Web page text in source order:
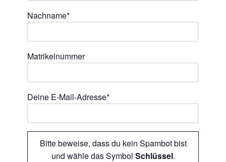
Nachname*
Matrikelnummer
Deine E-Mail-Adresse*
Bitte beweise, dass du kein Spambot bist
und wähle das Symbol Schlüssel.